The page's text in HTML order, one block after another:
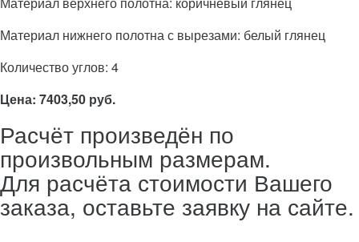
Материал нижнего полотна с вырезами: белый глянец
Количество углов: 4
Цена: 7403,50 руб.
Расчёт произведён по
произвольным размерам.
Для расчёта стоимости Вашего
заказа, оставьте заявку на сайте.